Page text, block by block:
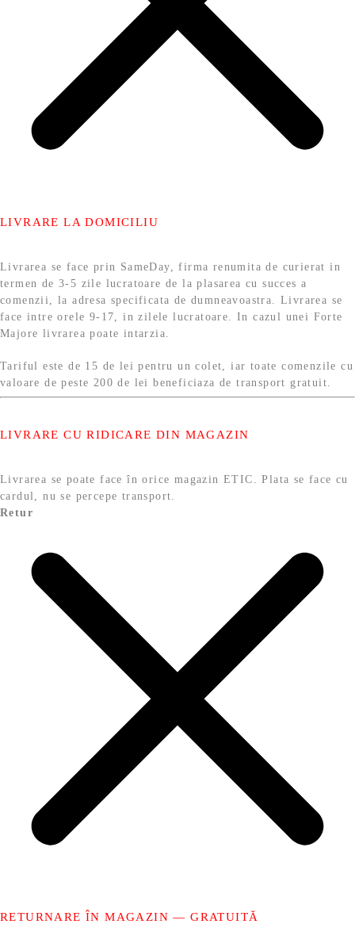
LIVRARE LA DOMICILIU
Livrarea se face prin SameDay, firma renumita de curierat in
termen de 3-5 zile lucratoare de la plasarea cu succes a
comenzii, la adresa specificata de dumneavoastra. Livrarea se
face intre orele 9-17, in zilele lucratoare. In cazul unei Forte
Majore livrarea poate intarzia.
Tariful este de 15 de lei pentru un colet, iar toate comenzile cu
valoare de peste 200 de lei beneficiaza de transport gratuit.
LIVRARE CU RIDICARE DIN MAGAZIN
Livrarea se poate face în orice magazin ETIC. Plata se face cu
cardul, nu se percepe transport.
Retur
RETURNARE ÎN MAGAZIN — GRATUITĂ